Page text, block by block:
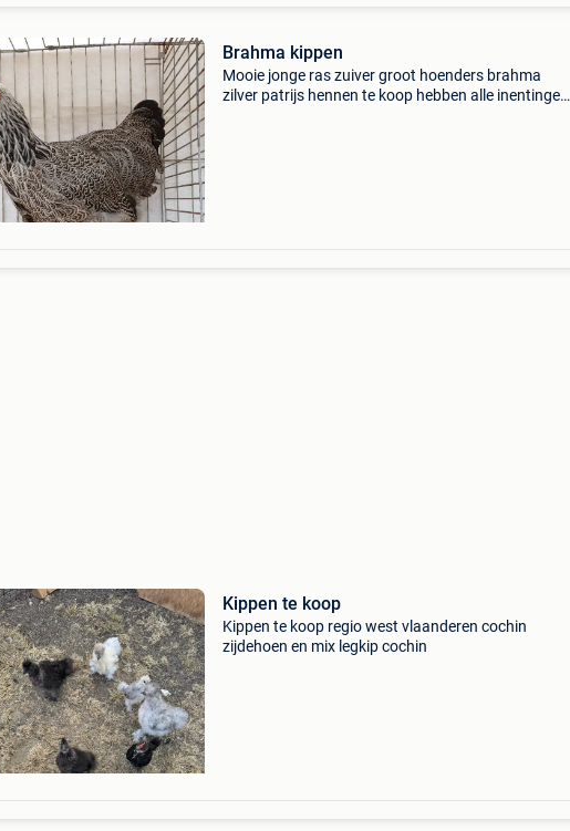
Brahma kippen
Mooie jonge ras zuiver groot hoenders brahma
zilver patrijs hennen te koop hebben alle inentingen
Kippen te koop
Kippen te koop regio west vlaanderen cochin
zijdehoen en mix legkip cochin